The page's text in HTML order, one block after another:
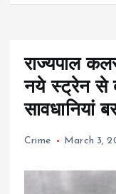
राज्यपाल
नये स्ट्रेन से
सावधानियां
Crime March 3,